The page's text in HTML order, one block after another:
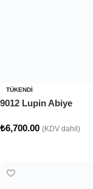
TÜKENDI
9012 Lupin Abiye
₺6,700.00 (KDV dahil)